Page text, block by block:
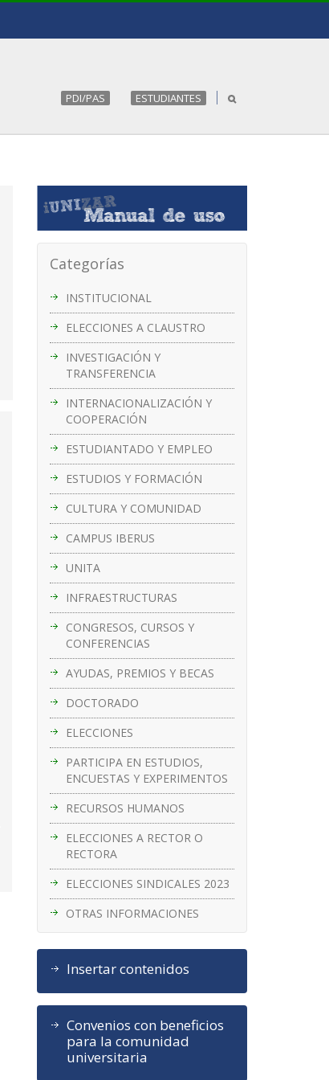
PDI/PAS ESTUDIANTES
Categorías
INSTITUCIONAL
ELECCIONES A CLAUSTRO
INVESTIGACIÓN Y
TRANSFERENCIA
INTERNACIONALIZACIÓN Y
COOPERACIÓN
ESTUDIANTADO Y EMPLEO
ESTUDIOS Y FORMACIÓN
CULTURA Y COMUNIDAD
CAMPUS IBERUS
UNITA
INFRAESTRUCTURAS
CONGRESOS, CURSOS Y
CONFERENCIAS
AYUDAS, PREMIOS Y BECAS
DOCTORADO
ELECCIONES
PARTICIPA EN ESTUDIOS,
ENCUESTAS Y EXPERIMENTOS
RECURSOS HUMANOS
ELECCIONES A RECTOR O
RECTORA
ELECCIONES SINDICALES 2023
OTRAS INFORMACIONES
Insertar contenidos
Convenios con beneficios
para la comunidad
universitaria